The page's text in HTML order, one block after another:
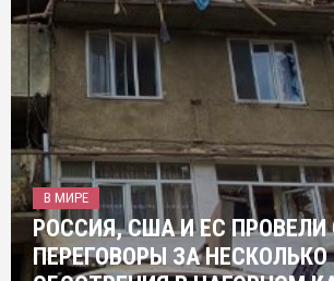
В МИРЕ
РОССИЯ, США И ЕС ПРОВЕЛИ
ПЕРЕГОВОРЫ ЗА